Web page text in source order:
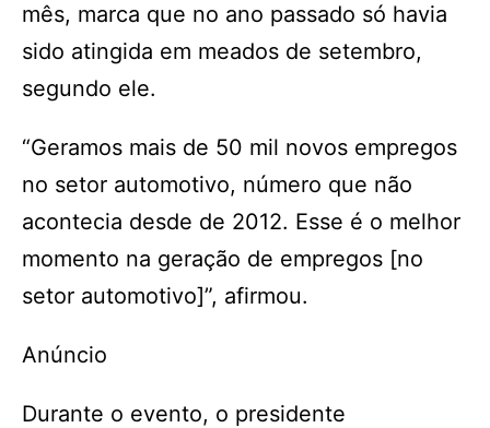
mês, marca que no ano passado só havia
sido atingida em meados de setembro,
segundo ele.
“Geramos mais de 50 mil novos empregos
no setor automotivo, número que não
acontecia desde de 2012. Esse é o melhor
momento na geração de empregos [no
setor automotivo]”, afirmou.
Anúncio
Durante o evento, o presidente